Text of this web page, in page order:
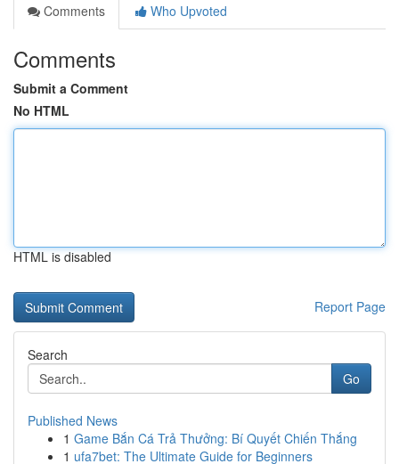
Comments
Who Upvoted
Comments
Submit a Comment
No HTML
HTML is disabled
Report Page
Search
Go
Published News
1 Game Bắn Cá Trả Thưởng: Bí Quyết Chiến Thắng
1 ufa7bet: The Ultimate Guide for Beginners